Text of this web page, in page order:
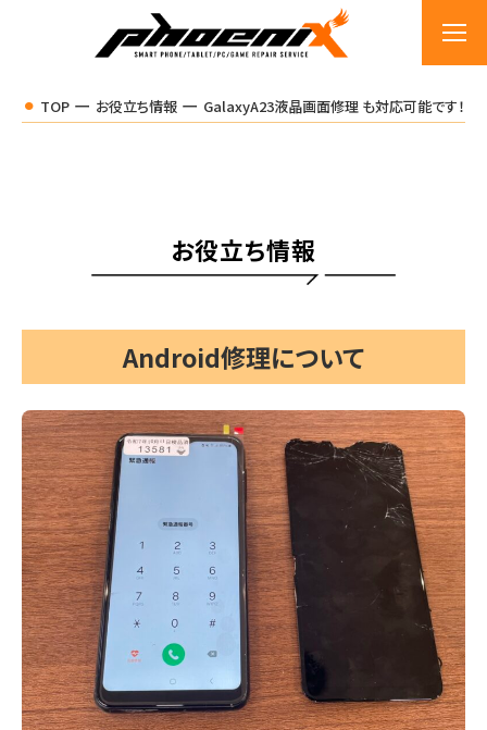
TOP お役立ち情報 GalaxyA23液晶画面修理 も対応可能です！
お役立ち情報
Android修理について